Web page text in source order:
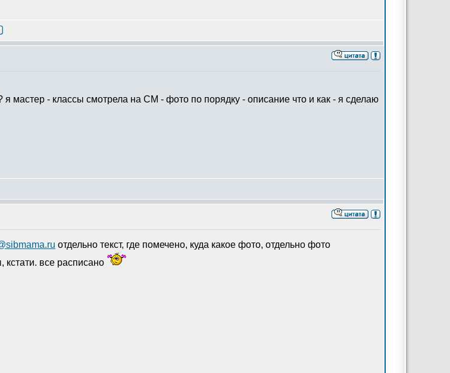
я мастер - классы смотрела на СМ - фото по порядку - описание что и как - я сделаю
отдельно текст, где помечено, куда какое фото, отдельно фото
все расписано